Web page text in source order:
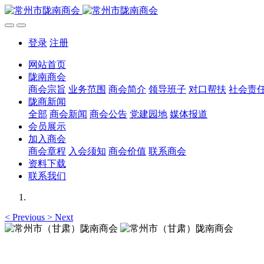
登录 注册
网站首页
陇南商会
商会宗旨 业务范围 商会简介 领导班子 对口帮扶 社会责
陇商新闻
全部 商会新闻 商会公告 党建园地 媒体报道
会员展示
加入商会
商会章程 入会须知 商会价值 联系商会
资料下载
联系我们
< Previous > Next